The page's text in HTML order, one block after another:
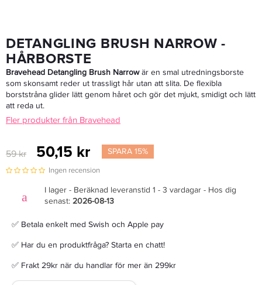
DETANGLING BRUSH NARROW -
HÅRBORSTE
Bravehead Detangling Brush Narrowär en smal utredningsborste
som skonsamt reder ut trassligt hår utan att slita. De flexibla
borststråna glider lätt genom håret och gör det mjukt, smidigt och lätt
att reda ut.
Fler produkter från Bravehead
59 kr 50,15 kr SPARA 15%
Ingen recension
I lager - Beräknad leveranstid 1 - 3 vardagar - Hos dig
senast: 2026-08-13
✅ Betala enkelt med Swish och Apple pay
✅ Har du en produktfråga? Starta en chatt!
✅ Frakt 29kr när du handlar för mer än 299kr